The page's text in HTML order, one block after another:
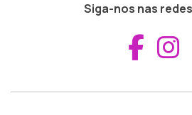
Siga-nos nas